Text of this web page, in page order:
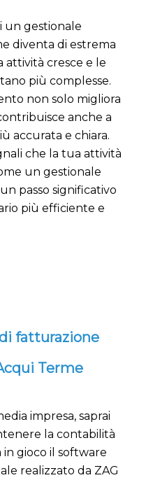
un gestionale
diventa di estrema
cresce e le
più complesse.
non solo migliora
anche a
accurata e chiara.
che la tua attività
un gestionale
passo significativo
più efficiente e
fatturazione
Terme
impresa, saprai
la contabilità
gioco il software
realizzato da ZAG